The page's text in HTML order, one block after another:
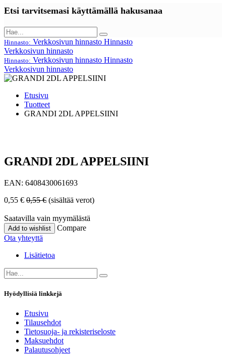
Etsi tarvitsemasi käyttämällä hakusanaa
Hinnasto: Verkkosivun hinnasto Hinnasto
Verkkosivun hinnasto
Hinnasto: Verkkosivun hinnasto Hinnasto
Verkkosivun hinnasto
Etusivu
Tuotteet
GRANDI 2DL APPELSIINI
GRANDI 2DL APPELSIINI
EAN: 6408430061693
0,55 € 0,55€ (sisältää verot)
Saatavilla vain myymälästä
Add to wishlist
Compare
Ota yhteyttä
Lisätietoa
Hyödyllisiä linkkejä
Etusivu
Tilausehdot
Tietosuoja- ja rekisteriseloste
Maksuehdot
Palautusohjeet